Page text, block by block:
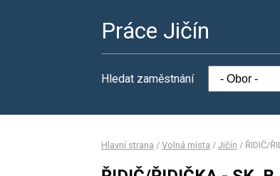
Práce Jičín
Hledat zaměstnání
Hlavní strana / Volná místa / Jičín / ŘIDIČ/